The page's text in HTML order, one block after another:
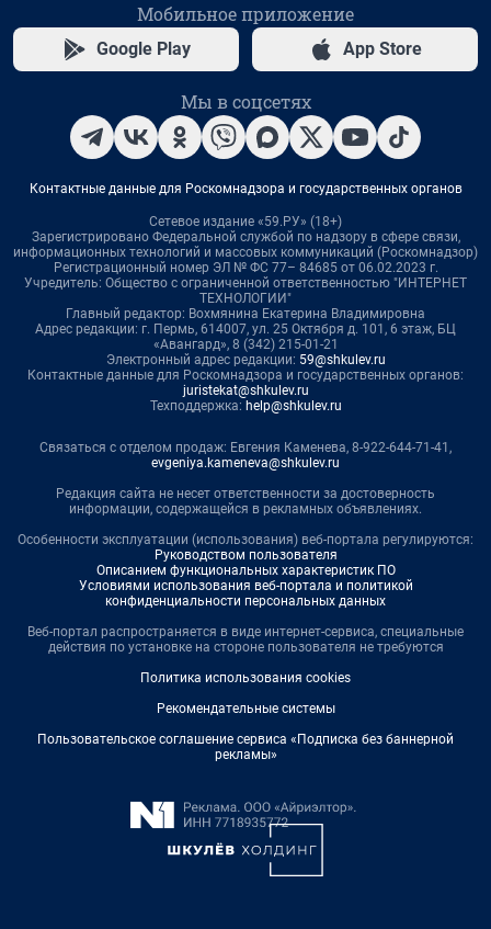
Мобильное приложение
Google Play App Store
Мы в соцсетях
Контактные данные для Роскомнадзора и государственных органов
Сетевое издание «59.РУ» (18+)
Зарегистрировано Федеральной службой по надзору в сфере связи,
информационных технологий и массовых коммуникаций (Роскомнадзор)
Регистрационный номер ЭЛ № ФС 77– 84685 от 06.02.2023 г.
Учредитель: Общество с ограниченной ответственностью "ИНТЕРНЕТ
ТЕХНОЛОГИИ"
Главный редактор: Вохмянина Екатерина Владимировна
Адрес редакции: г. Пермь, 614007, ул. 25 Октября д. 101, 6 этаж, БЦ
«Авангард», 8 (342) 215-01-21
Электронный адрес редакции: 59@shkulev.ru
Контактные данные для Роскомнадзора и государственных органов:
juristekat@shkulev.ru
Техподдержка: help@shkulev.ru
Связаться с отделом продаж: Евгения Каменева, 8-922-644-71-41,
evgeniya.kameneva@shkulev.ru
Редакция сайта не несет ответственности за достоверность
информации, содержащейся в рекламных объявлениях.
Особенности эксплуатации (использования) веб-портала регулируются:
Руководством пользователя
Описанием функциональных характеристик ПО
Условиями использования веб-портала и политикой
конфиденциальности персональных данных
Веб-портал распространяется в виде интернет-сервиса, специальные
действия по установке на стороне пользователя не требуются
Политика использования cookies
Рекомендательные системы
Пользовательское соглашение сервиса «Подписка без баннерной
рекламы»